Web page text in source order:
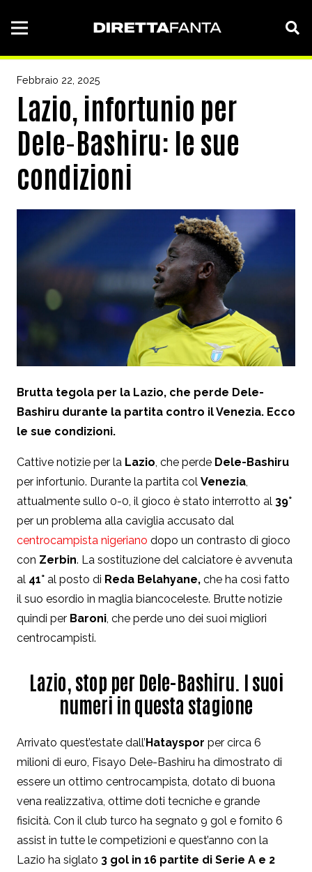
Febbraio 22, 2025
Lazio, infortunio per
Dele-Bashiru: le sue
condizioni
Brutta tegola per la Lazio, che perde Dele-
Bashiru durante la partita contro il Venezia. Ecco
le sue condizioni.
Cattive notizie per la Lazio, che perde Dele-Bashiru
per infortunio. Durante la partita col Venezia,
attualmente sullo 0-0, il gioco è stato interrotto al 39°
per un problema alla caviglia accusato dal
centrocampista nigeriano dopo un contrasto di gioco
con Zerbin. La sostituzione del calciatore è avvenuta
al 41° al posto di Reda Belahyane, che ha così fatto
il suo esordio in maglia biancoceleste. Brutte notizie
quindi per Baroni, che perde uno dei suoi migliori
centrocampisti.
Lazio, stop per Dele-Bashiru. I suoi
numeri in questa stagione
Arrivato quest’estate dall’Hatayspor per circa 6
milioni di euro, Fisayo Dele-Bashiru ha dimostrato di
essere un ottimo centrocampista, dotato di buona
vena realizzativa, ottime doti tecniche e grande
fisicità. Con il club turco ha segnato 9 gol e fornito 6
assist in tutte le competizioni e quest’anno con la
Lazio ha siglato 3 gol in 16 partite di Serie A e 2